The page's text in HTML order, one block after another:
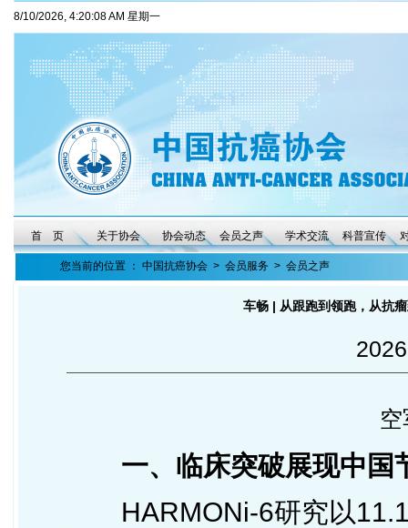
8/10/2026, 4:20:08 AM 星期一
首 页 关于协会 协会动态 会员之声 学术交流 科普宣传
您当前的位置 ： 中国抗癌协会 > 会员服务 > 会员之声
车畅 | 从跟跑到领跑，从抗
一、临床突破展现中国
HARMONi-6研究以11.1